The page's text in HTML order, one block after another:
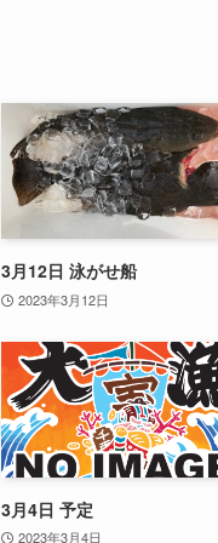
3月12日 泳がせ船
2023年3月12日
3月4日 予定
2023年3月4日